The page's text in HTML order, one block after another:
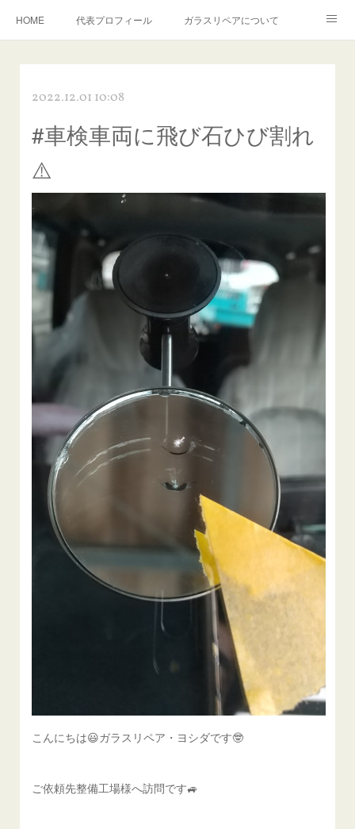
HOME 代表プロフィール ガラスリペアについて
飛び石施工料金について
当店へのアクセス 建築ガラスキズ取り・研磨・磨き
【プロ使用】フッ素系ガラストリートメント『アクアペル』
欧州車モールの白サビやシミを落とす！ ガラスリペア施工価格
飛び石ひび割れでヒビ先が伸びた場合は？
2022.12.01 10:08
#車検車両に飛び石ひび割れ
⚠️
こんにちは😃ガラスリペア・ヨシダです🤓
ご依頼先整備工場様へ訪問です🚙